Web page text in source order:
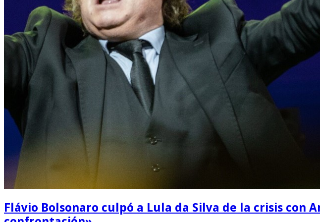
Flávio Bolsonaro culpó a Lula da Silva de la crisis